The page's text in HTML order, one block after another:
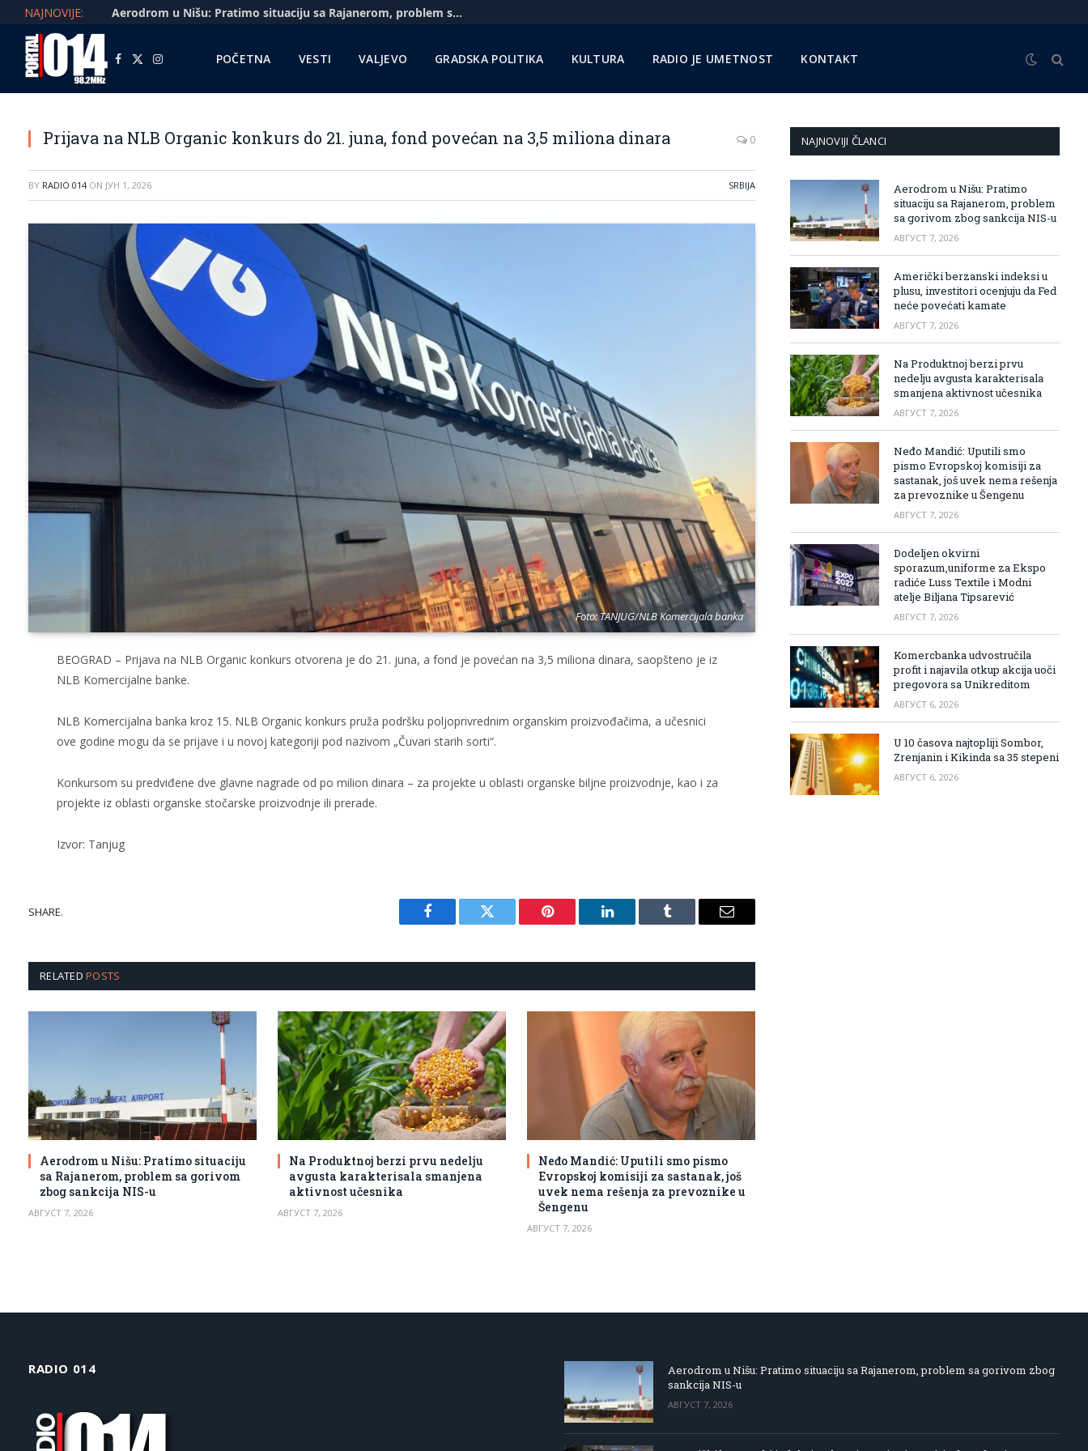
NAJNOVIJE: Aerodrom u Nišu: Pratimo situaciju sa Rajanerom, problem sa gorivom zbog sankcija NIS-u
Facebook
X
Instagram POČETNA VESTI VALJEVO GRADSKA POLITIKA KULTURA RADIO JE UMETNOST KONTAKT
Prijava na NLB Organic konkurs do 21. juna, fond povećan na 3,5 miliona dinara 0
BY RADIO 014 ON ЈУН 1, 2026 SRBIJA
Foto: TANJUG/NLB Komercijala banka
BEOGRAD – Prijava na NLB Organic konkurs otvorena je do 21. juna, a fond je povećan na 3,5 miliona dinara, saopšteno je iz
NLB Komercijalne banke.
NLB Komercijalna banka kroz 15. NLB Organic konkurs pruža podršku poljoprivrednim organskim proizvođačima, a učesnici
ove godine mogu da se prijave i u novoj kategoriji pod nazivom „Čuvari starih sorti“.
Konkursom su predviđene dve glavne nagrade od po milion dinara – za projekte u oblasti organske biljne proizvodnje, kao i za
projekte iz oblasti organske stočarske proizvodnje ili prerade.
Izvor: Tanjug
SHARE.
Facebook Twitter Pinterest LinkedIn Tumblr Email
RELATEDPOSTS
Aerodrom u Nišu: Pratimo situaciju
sa Rajanerom, problem sa gorivom
zbog sankcija NIS-u
АВГУСТ 7, 2026
Na Produktnoj berzi prvu nedelju
avgusta karakterisala smanjena
aktivnost učesnika
АВГУСТ 7, 2026
Neđo Mandić: Uputili smo pismo
Evropskoj komisiji za sastanak, još
uvek nema rešenja za prevoznike u
Šengenu
АВГУСТ 7, 2026
NAJNOVIJI ČLANCI
Aerodrom u Nišu: Pratimo
situaciju sa Rajanerom, problem
sa gorivom zbog sankcija NIS-u
АВГУСТ 7, 2026
Američki berzanski indeksi u
plusu, investitori ocenjuju da Fed
neće povećati kamate
АВГУСТ 7, 2026
Na Produktnoj berzi prvu
nedelju avgusta karakterisala
smanjena aktivnost učesnika
АВГУСТ 7, 2026
Neđo Mandić: Uputili smo
pismo Evropskoj komisiji za
sastanak, još uvek nema rešenja
za prevoznike u Šengenu
АВГУСТ 7, 2026
Dodeljen okvirni
sporazum,uniforme za Ekspo
radiće Luss Textile i Modni
atelje Biljana Tipsarević
АВГУСТ 7, 2026
Komercbanka udvostručila
profit i najavila otkup akcija uoči
pregovora sa Unikreditom
АВГУСТ 6, 2026
U 10 časova najtopliji Sombor,
Zrenjanin i Kikinda sa 35 stepeni
АВГУСТ 6, 2026
RADIO 014
Aerodrom u Nišu: Pratimo situaciju sa Rajanerom, problem sa gorivom zbog
sankcija NIS-u
АВГУСТ 7, 2026